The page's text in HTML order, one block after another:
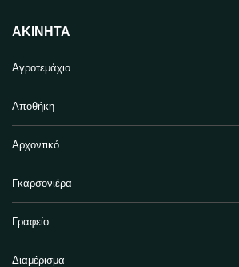
ΑΚΊΝΗΤΑ
Αγροτεμάχιο
Αποθήκη
Αρχοντικό
Γκαρσονιέρα
Γραφείο
Διαμέρισμα